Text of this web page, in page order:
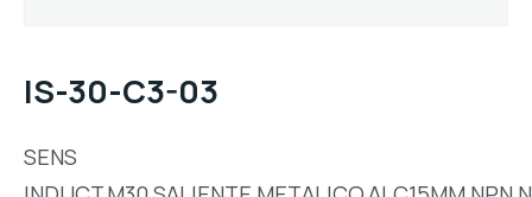
IS-30-C3-03
SENS